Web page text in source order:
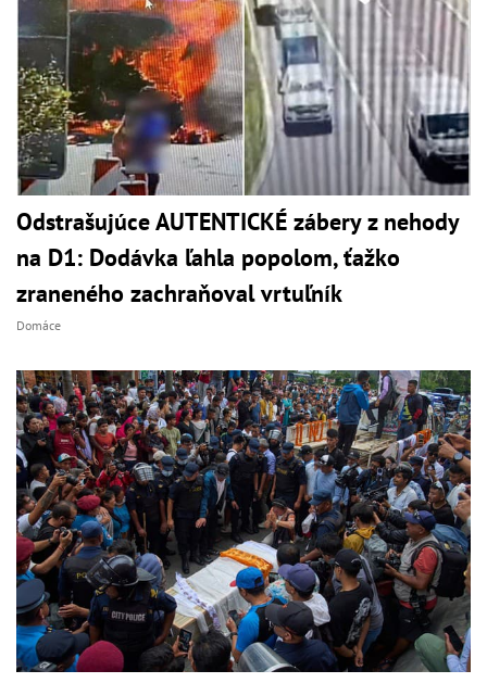
Odstrašujúce AUTENTICKÉ zábery z nehody
na D1: Dodávka ľahla popolom, ťažko
zraneného zachraňoval vrtuľník
Domáce